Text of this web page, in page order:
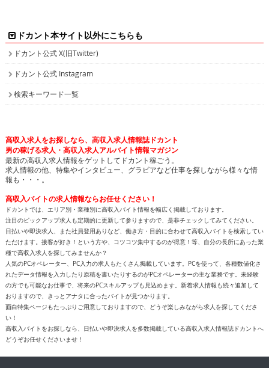
ドカント本サイト以外にこちらも
ドカント公式 X(旧Twitter)
ドカント公式 Instagram
検索キーワード一覧
高収入求人をお探しなら、高収入求人情報誌ドカント
男の稼げる求人・高収入求人アルバイト情報マガジン
最新の高収入求人情報をゲットしてドカント稼ごう。
求人情報の他、特集やインタビュー、グラビアなど仕事を探しながら様々な情
報も・・・。
高収入バイトの求人情報ならお任せください！
ドカントでは、エリア別・業種別に高収入バイト情報を幅広く掲載しております。
注目のピックアップ求人も定期的に更新して参りますので、是非チェックしてみてください。
日払いや即決求人、また社員登用ありなど、働き方・目的に合わせて高収入バイトを検索してい
ただけます。接客が好き！という方や、コツコツ集中するのが得意！等、自分の長所にあった業
種で高収入求人を探してみませんか？
人気のPCオペレーター、PC入力の求人もたくさん掲載しています。PCを使って、各種数値化さ
れたデータ情報を入力したり原稿を書いたりするのがPCオペレーターの主な業務です。未経験
の方でも可能なお仕事で、将来のPCスキルアップも見込めます。新着求人情報も続々追加して
おりますので、きっとアナタに合ったバイトが見つかります。
面白特集ページもたっぷりご用意しておりますので、どうぞ楽しみながら求人を探してくださ
い！
高収入バイトをお探しなら、日払いや即決求人を多数掲載している高収入求人情報誌ドカントへ
どうぞお任せくださいませ！